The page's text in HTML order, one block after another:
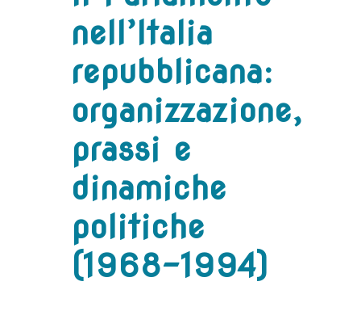
nell’Italia
repubblicana:
organizzazione,
prassi e
dinamiche
politiche
(1968-1994)